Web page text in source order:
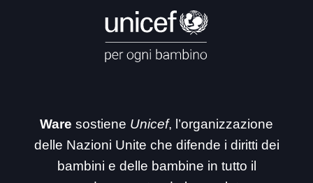
Ware sostiene Unicef, l’organizzazione
delle Nazioni Unite che difende i diritti dei
bambini e delle bambine in tutto il